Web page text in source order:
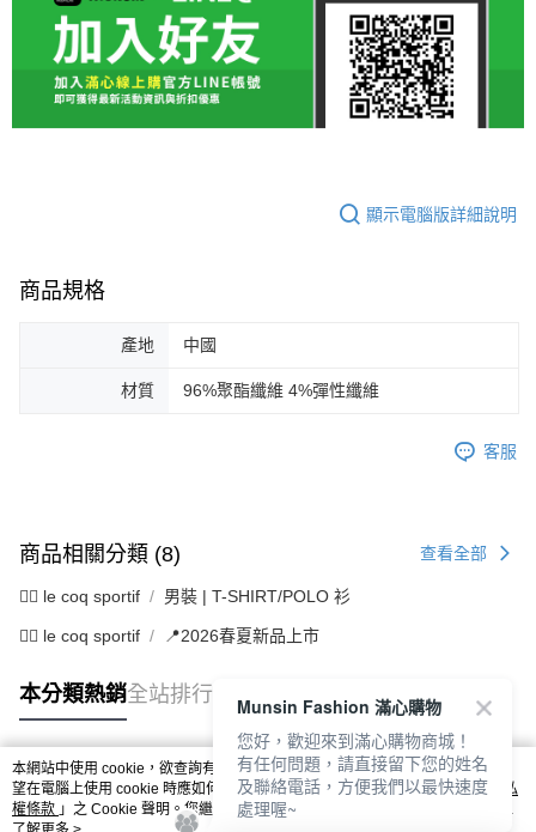
顯示電腦版詳細說明
商品規格
產地 中國
材質 96%聚酯纖維 4%彈性纖維
客服
商品相關分類 (8) 查看全部
🚴‍♂️ le coq sportif 男裝 | T-SHIRT/POLO 衫
🚴‍♂️ le coq sportif 📍2026春夏新品上市
本分類熱銷全站排行
熱門標籤
本網站中使用 cookie，欲查詢有關本網站使用 cookie 方式之詳情，及若您不希
望在電腦上使用 cookie 時應如何變更電腦的 cookie 設定，請參閱本網站「
隱私
權條款 」之 Cookie 聲明。您繼續使用本網站即表示您同意本公司得按本網站使
Munsin Fashion 滿心購物
您好，歡迎來到滿心購物商城！
有任何問題，請直接留下您的姓名
及聯絡電話，方便我們以最快速度
處理喔~